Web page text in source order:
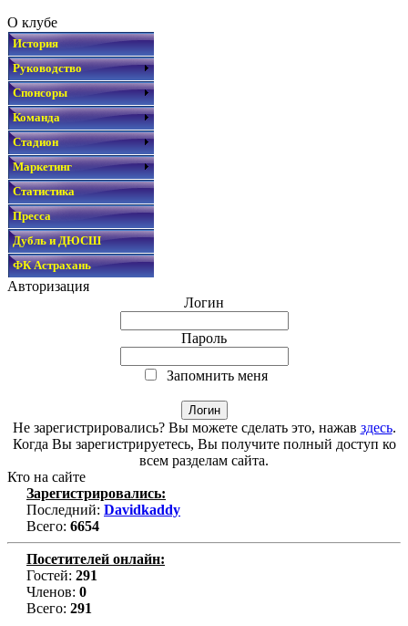
О клубе
История
Руководство
Спонсоры
Команда
Стадион
Маркетинг
Статистика
Пресса
Дубль и ДЮСШ
ФК Астрахань
Авторизация
Логин
Пароль
Запомнить меня
Не зарегистрировались? Вы можете сделать это, нажав здесь.
Когда Вы зарегистрируетесь, Вы получите полный доступ ко
всем разделам сайта.
Кто на сайте
Зарегистрировались:
Последний: Davidkaddy
Всего: 6654
Посетителей онлайн:
Гостей: 291
Членов: 0
Всего: 291